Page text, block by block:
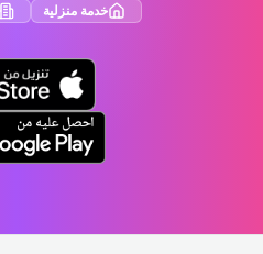
خدمة منزلية